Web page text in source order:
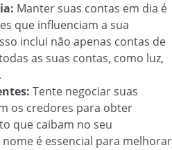
Manter suas contas em dia é
que influenciam a sua
inclui não apenas contas de
as suas contas, como luz,
Tente negociar suas
os credores para obter
que caibam no seu
é essencial para melhorar